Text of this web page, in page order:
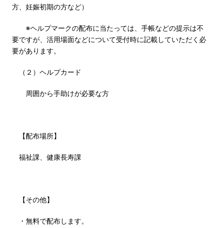
方、妊娠初期の方など）
※ヘルプマークの配布に当たっては、手帳などの提示は不
要ですが、活用場面などについて受付時に記載していただく必
要があります。
（２）ヘルプカード
周囲から手助けが必要な方
【配布場所】
福祉課、健康長寿課
【その他】
・無料で配布します。